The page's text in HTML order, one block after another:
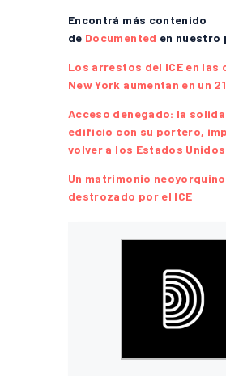
Encontrá más contenido
de Documented en nuestro
Los arrestos del ICE en las
New York aumentan en un
Acceso denegado: la
edificio con su portero,
volver a los Estados Unidos
Un matrimonio neoyorquino
destrozado por el ICE